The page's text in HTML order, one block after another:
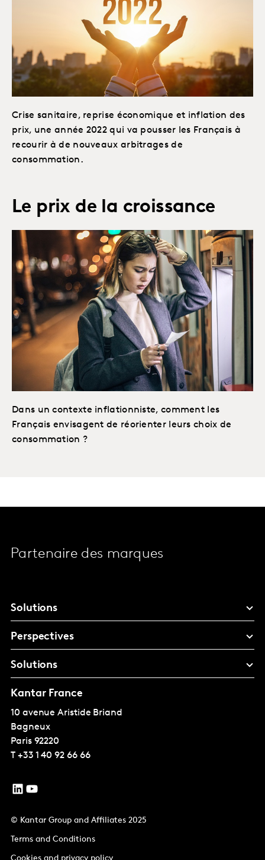
Crise sanitaire, reprise économique et inflation des
prix, une année 2022 qui va pousser les Français à
recourir à de nouveaux arbitrages de
consommation.
Le prix de la croissance
Dans un contexte inflationniste, comment les
Français envisagent de réorienter leurs choix de
consommation ?
Partenaire des marques
Solutions
Perspectives
Solutions
Kantar France
10 avenue Aristide Briand
Bagneux
Paris 92220
T +33 1 40 92 66 66
© Kantar Group and Affiliates 2025
Terms and Conditions